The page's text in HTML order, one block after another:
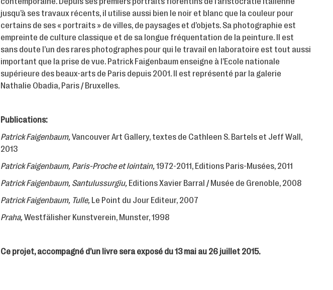
jusqu’à ses travaux récents, il utilise aussi bien le noir et blanc que la couleur pour
certains de ses « portraits » de villes, de paysages et d’objets. Sa photographie est
empreinte de culture classique et de sa longue fréquentation de la peinture. Il est
sans doute l’un des rares photographes pour qui le travail en laboratoire est tout aussi
important que la prise de vue. Patrick Faigenbaum enseigne à l’Ecole nationale
supérieure des beaux-arts de Paris depuis 2001. Il est représenté par la galerie
Nathalie Obadia, Paris / Bruxelles.
Publications:
Patrick Faigenbaum,Vancouver Art Gallery, textes de Cathleen S. Bartels et Jeff Wall,
2013
Patrick Faigenbaum, Paris-Proche et lointain,1972-2011, Editions Paris-Musées, 2011
Patrick Faigenbaum, Santulussurgiu, Editions Xavier Barral / Musée de Grenoble, 2008
Patrick Faigenbaum, Tulle, Le Point du Jour Editeur, 2007
Praha,Westfälisher Kunstverein, Munster, 1998
Ce projet, accompagné d’un livre sera exposé du 13 mai au 26 juillet 2015.